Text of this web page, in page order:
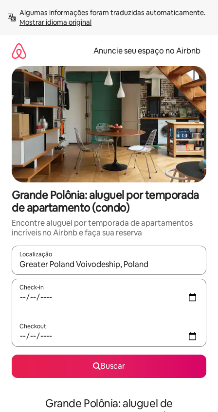
para
Mostrar idioma original
Anuncie seu espaço no Airbnb
Grande Polônia: aluguel por temporada
de apartamento (condo)
Encontre aluguel por temporada de apartamentos
incríveis no Airbnb e faça sua reserva
Localização
Quando os resultados estiverem disponíveis, explore-os
Check-in
Checkout
Buscar
Grande Polônia: aluguel de